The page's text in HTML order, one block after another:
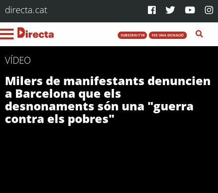
directa.cat
SUBSCRIU-T'HI FES UNA DONACIÓ
VÍDEO
Milers de manifestants denuncien
a Barcelona que els
desnonaments són una "guerra
contra els pobres"